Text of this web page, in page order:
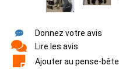
Donnez votre avis
Lire les avis
Ajouter au pense-bête